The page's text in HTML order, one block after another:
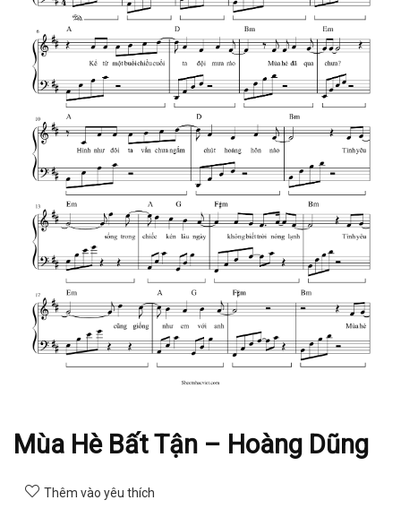
Mùa Hè Bất Tận – Hoàng Dũng
Thêm vào yêu thích